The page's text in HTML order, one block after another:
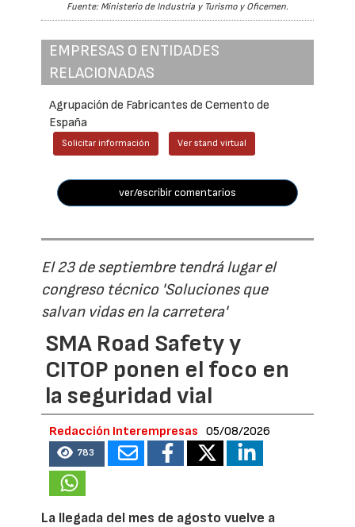
Fuente: Ministerio de Industria y Turismo y Oficemen.
EMPRESAS O ENTIDADES
RELACIONADAS
Agrupación de Fabricantes de Cemento de
España
Solicitar información Ver stand virtual
ver/escribir comentarios
El 23 de septiembre tendrá lugar el
congreso técnico 'Soluciones que
salvan vidas en la carretera'
SMA Road Safety y
CITOP ponen el foco en
la seguridad vial
Redacción Interempresas 05/08/2026
783
La llegada del mes de agosto vuelve a